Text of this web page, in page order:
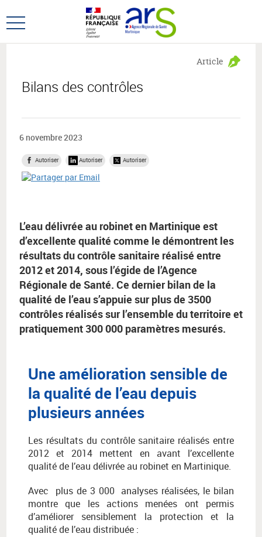
au
menu
au
contenu
Ouvrir
Bilans des contrôles
Article
6 novembre 2023
Autoriser Autoriser Autoriser
L’eau délivrée au robinet en Martinique est
d’excellente qualité comme le démontrent les
résultats du contrôle sanitaire réalisé entre
2012 et 2014, sous l’égide de l’Agence
Régionale de Santé. Ce dernier bilan de la
qualité de l’eau s’appuie sur plus de 3500
contrôles réalisés sur l’ensemble du territoire et
pratiquement 300 000 paramètres mesurés.
Une amélioration sensible de
la qualité de l’eau depuis
plusieurs années
Les résultats du contrôle sanitaire réalisés entre
2012 et 2014 mettent en avant l’excellente
qualité de l’eau délivrée au robinet en Martinique.
Avec plus de 3 000 analyses réalisées, le bilan
montre que les actions menées ont permis
d’améliorer sensiblement la protection et la
qualité de l’eau distribuée :